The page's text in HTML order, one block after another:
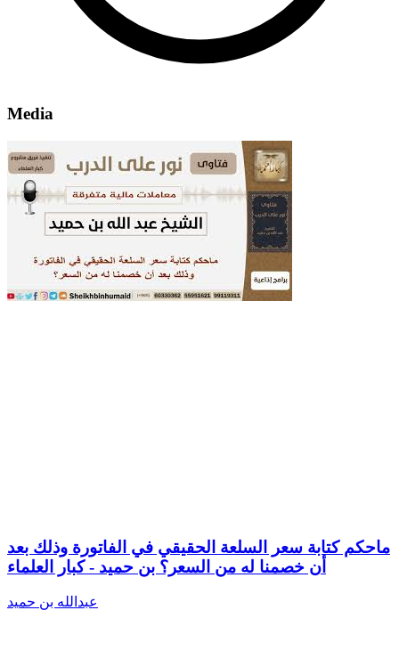
Media
ماحكم كتابة سعر السلعة الحقيقي في الفاتورة وذلك بعد
أن خصمنا له من السعر؟ بن حميد - كبار العلماء
عبدالله بن حميد